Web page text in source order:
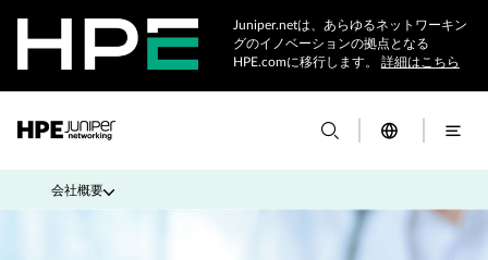
Juniper.netは、あらゆるネットワーキン
グのイノベーションの拠点となる
HPE.comに移行します。 詳細はこちら
会社概要